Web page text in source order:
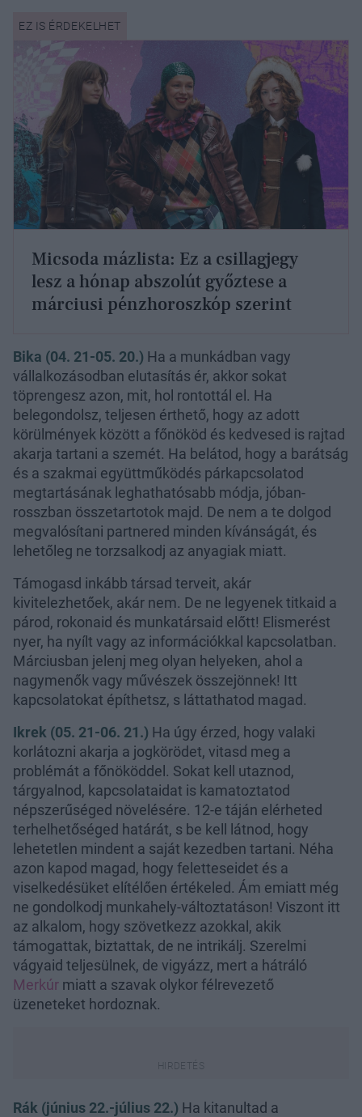
Micsoda mázlista: Ez a csillagjegy
lesz a hónap abszolút győztese a
márciusi pénzhoroszkóp szerint
Bika (04. 21-05. 20.) Ha a munkádban vagy
vállalkozásodban elutasítás ér, akkor sokat
töprengesz azon, mit, hol rontottál el. Ha
belegondolsz, teljesen érthető, hogy az adott
körülmények között a főnököd és kedvesed is rajtad
akarja tartani a szemét. Ha belátod, hogy a barátság
és a szakmai együttműködés párkapcsolatod
megtartásának leghathatósabb módja, jóban-
rosszban összetartotok majd. De nem a te dolgod
megvalósítani partnered minden kívánságát, és
lehetőleg ne torzsalkodj az anyagiak miatt.
Támogasd inkább társad terveit, akár
kivitelezhetőek, akár nem. De ne legyenek titkaid a
párod, rokonaid és munkatársaid előtt! Elismerést
nyer, ha nyílt vagy az információkkal kapcsolatban.
Márciusban jelenj meg olyan helyeken, ahol a
nagymenők vagy művészek összejönnek! Itt
kapcsolatokat építhetsz, s láttathatod magad.
Ikrek (05. 21-06. 21.) Ha úgy érzed, hogy valaki
korlátozni akarja a jogkörödet, vitasd meg a
problémát a főnököddel. Sokat kell utaznod,
tárgyalnod, kapcsolataidat is kamatoztatod
népszerűséged növelésére. 12-e táján elérheted
terhelhetőséged határát, s be kell látnod, hogy
lehetetlen mindent a saját kezedben tartani. Néha
azon kapod magad, hogy feletteseidet és a
viselkedésüket elítélően értékeled. Ám emiatt még
ne gondolkodj munkahely-változtatáson! Viszont itt
az alkalom, hogy szövetkezz azokkal, akik
támogattak, biztattak, de ne intrikálj. Szerelmi
vágyaid teljesülnek, de vigyázz, mert a hátráló
Merkúr miatt a szavak olykor félrevezető
üzeneteket hordoznak.
Rák (június 22.-július 22.) Ha kitanultad a